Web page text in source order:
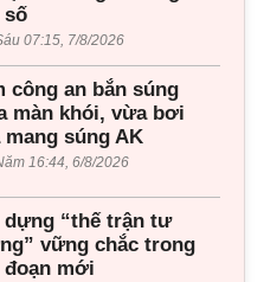
số
07:15, 7/8/2026
công an bắn súng
màn khói, vừa bơi
mang súng AK
16:44, 6/8/2026
dựng “thế trận tư
vững chắc trong
mới